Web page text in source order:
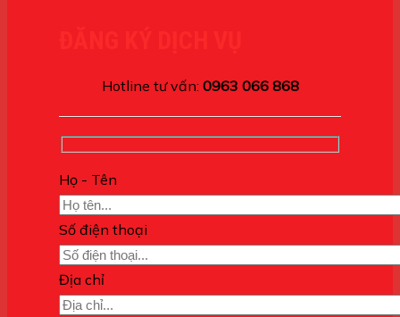
Hotline tư vấn: 0963 066 868
Họ - Tên
Số điện thoại
Địa chỉ